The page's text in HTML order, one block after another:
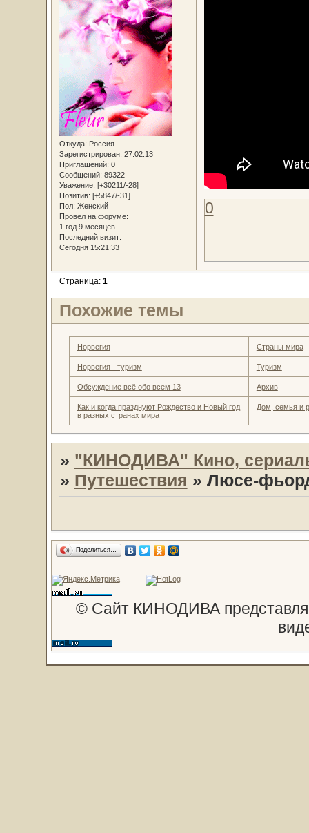
Откуда: Россия
Зарегистрирован: 27.02.13
Приглашений: 0
Сообщений: 89322
Уважение: [+30211/-28]
Позитив: [+5847/-31]
Пол: Женский
Провел на форуме:
1 год 9 месяцев
Последний визит:
Сегодня 15:21:33
0
Страница: 1
Похожие темы
Норвегия Страны мира
Норвегия - туризм Туризм
Обсуждение всё обо всем 13 Архив
Как и когда празднуют Рождество и Новый год
в разных странах мира
Дом, семья и
» "КИНОДИВА" Кино,
» Путешествия » Люсе-
Поделиться…
© Сайт КИНОДИВА